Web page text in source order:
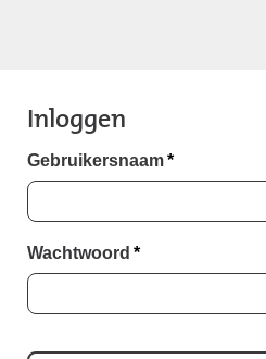
Inloggen
Gebruikersnaam*
Wachtwoord *